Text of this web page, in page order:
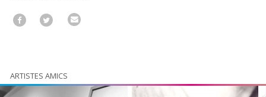
ARTISTES AMICS